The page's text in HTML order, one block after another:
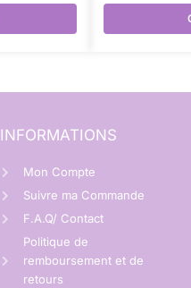
INFORMATIONS
Mon Compte
Suivre ma Commande
F.A.Q/ Contact
Politique de
remboursement et de
retours